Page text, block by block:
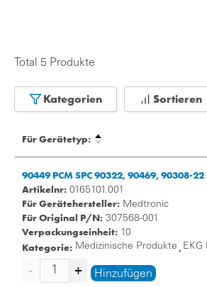
Total 5 Produkte
Kategorien Sortieren
Für Gerätetyp:
90449 PCM SPC 90322, 90469, 90308-
Artikelnr: 0165101.001
Für Gerätehersteller: Medtronic
Für Original P/N: 307568-001
Verpackungseinheit: 10
Kategorie: Medizinische Produkte , EKG
Hinzufügen